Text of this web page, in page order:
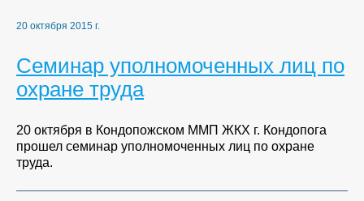
20 октября 2015 г.
Семинар уполномоченных лиц по
охране труда
20 октября в Кондопожском ММП ЖКХ г. Кондопога
прошел семинар уполномоченных лиц по охране
труда.